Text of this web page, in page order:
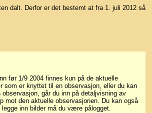
dalt. Derfor er det bestemt at fra 1. juli 2012 så
før 1/9 2004 finnes kun på de aktuelle
som er knyttet til en observasjon, eller du kan
går du inn på detaljvisning av
mot den aktuelle observasjonen. Du kan også
inn bilder må du være pålogget.